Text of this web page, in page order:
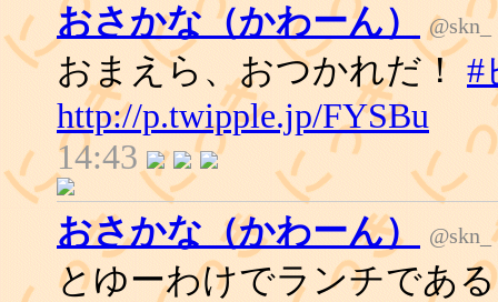
おさかな（かわーん）
@skn_
おまえら、おつかれだ！ #
http://p.twipple.jp/FYSBu
14:43
おさかな（かわーん）
@skn_
とゆーわけでランチであ